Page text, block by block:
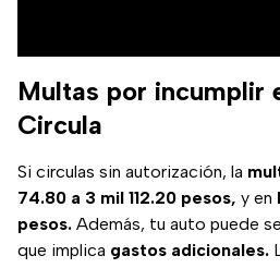
Multas por incumplir
Circula
Si circulas sin autorización, la
74.80 a 3 mil 112.20 pesos, y en
pesos. Además, tu auto puede
que implica gastos adicionales.